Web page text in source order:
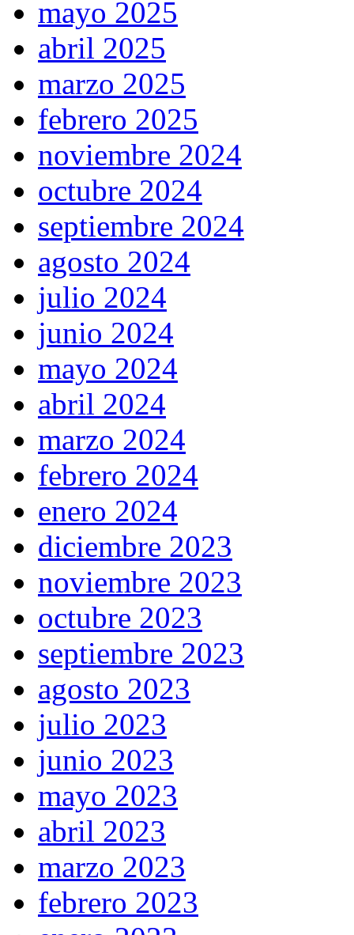
mayo 2025
abril 2025
marzo 2025
febrero 2025
noviembre 2024
octubre 2024
septiembre 2024
agosto 2024
julio 2024
junio 2024
mayo 2024
abril 2024
marzo 2024
febrero 2024
enero 2024
diciembre 2023
noviembre 2023
octubre 2023
septiembre 2023
agosto 2023
julio 2023
junio 2023
mayo 2023
abril 2023
marzo 2023
febrero 2023